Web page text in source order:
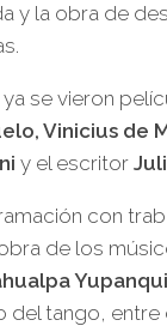
y la obra de
se vieron
Vinicius de
y el escritor
con
de los
del tango, entre